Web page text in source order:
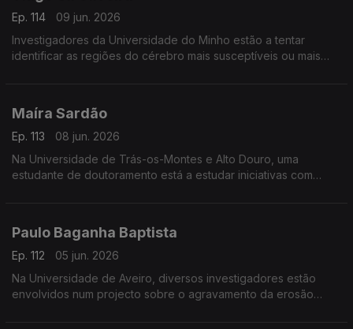
Ep. 114
09 jun. 2026
Investigadores da Universidade do Minho estão a tentar
identificar as regiões do cérebro mais susceptíveis ou mais
Maíra Sardão
Ep. 113
08 jun. 2026
Na Universidade de Trás-os-Montes e Alto Douro, uma
estudante de doutoramento está a estudar iniciativas com
Paulo Baganha Baptista
Ep. 112
05 jun. 2026
Na Universidade de Aveiro, diversos investigadores estão
envolvidos num projecto sobre o agravamento da erosão